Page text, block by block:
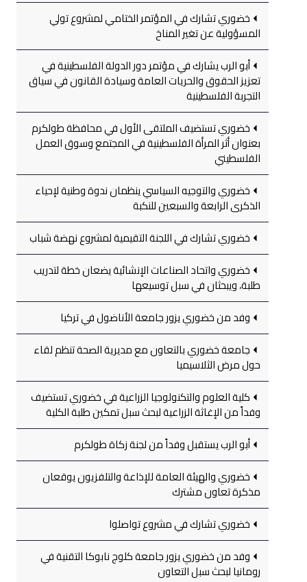
خضوري تشارك في المؤتمر الختامي لمشروع تولي
المسؤولية عن تغير المناخ
أبو الرب يشارك في مؤتمر دور الدولة الفلسطينية في
تعزيز الحقوق والحريات العامة وسيادة القانون في سياق
التجربة الفلسطينية
خضوري تستضيف الملتقى الأول في محافظة طولكرم
بعنوان أثر المرأة الفلسطينية في المجتمع وسوق العمل
الفلسطيني
خضوري والتوجيه السياسي ينظمان ندوة وطنية لإحياء
الذكرى الرابعة والسبعين للنكبة
خضوري تشارك في اللجنة التقيمية لمشروع نهضة شباب
خضوري واتحاد الصناعات الإنشائية يضعان خطة لتدريب
طلبة، ويبحثان في سبل توسيعها
وفد من خضوري يزور جامعة الأناضول في تركيا
جامعة خضوري بالتعاون مع مديرية الصحة تنظم لقاء
حول مرض الثلاسيميا
كلية العلوم والتكنولوجيا الزراعية في خضوري تستضيف
وفداً من الإغاثة الزراعية لبحث سبل تمكين طلبة الكلية
أبو الرب يستقبل وفداً من لجنة زكاة طولكرم
خضوري والهيئة العامة للإذاعة والتلفزيون يوقعان
مذكرة تعاون مشترك
خضوري تشارك في مشروع تواصلوا
وفد من خضوري يزور جامعة كلوج نابوكا التقنية في
رومانيا لبحث سبل التعاون